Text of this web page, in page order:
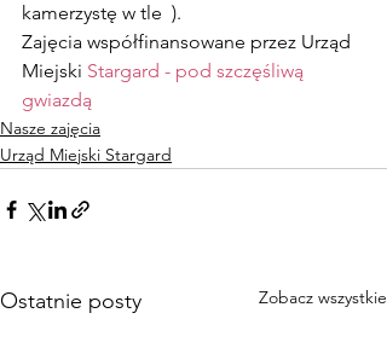
kamerzystę w tle  ).
Zajęcia współfinansowane przez Urząd
Miejski Stargard - pod szczęśliwą
gwiazdą
Nasze zajęcia
Urząd Miejski Stargard
Ostatnie posty Zobacz wszystkie